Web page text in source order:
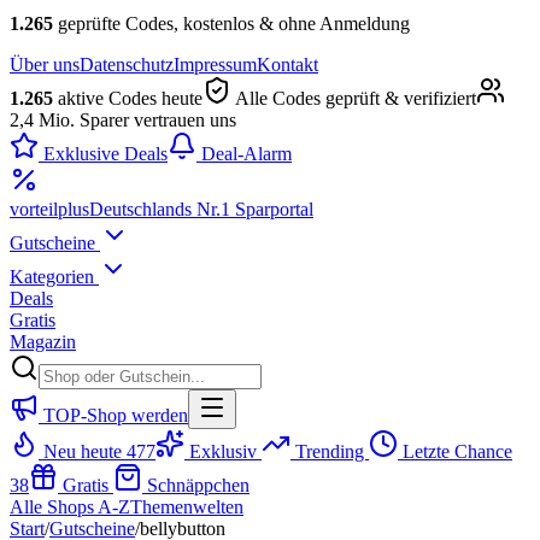
1.265 geprüfte Codes, kostenlos & ohne Anmeldung
Über unsDatenschutzImpressumKontakt
1.265 aktive Codes heute
Alle Codes geprüft & verifiziert
2,4 Mio. Sparer vertrauen uns
Exklusive Deals
Deal-Alarm
vorteilplusDeutschlands Nr.1 Sparportal
Gutscheine
Kategorien
Deals
Gratis
Magazin
TOP-Shop werden
Neu heute 477 Exklusiv Trending
Letzte Chance
38
Gratis
Schnäppchen
Alle Shops A-ZThemenwelten
Start/Gutscheine/bellybutton